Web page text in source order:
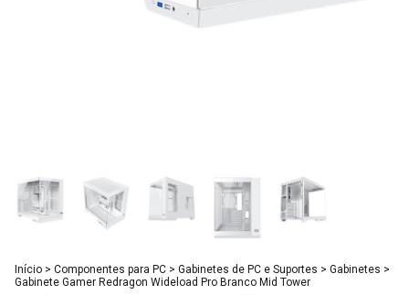
Início > Componentes para PC > Gabinetes de PC e Suportes > Gabinetes >
Gabinete Gamer Redragon Wideload Pro Branco Mid Tower